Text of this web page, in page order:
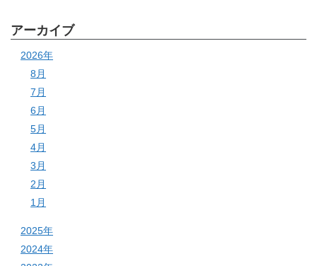
アーカイブ
2026年
8月
7月
6月
5月
4月
3月
2月
1月
2025年
2024年